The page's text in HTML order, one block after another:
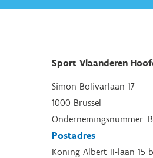
Sport Vlaanderen
Simon Bolivarlaan 17
1000 Brussel
Ondernemingsnummer:
Postadres
Koning Albert II-laan 15